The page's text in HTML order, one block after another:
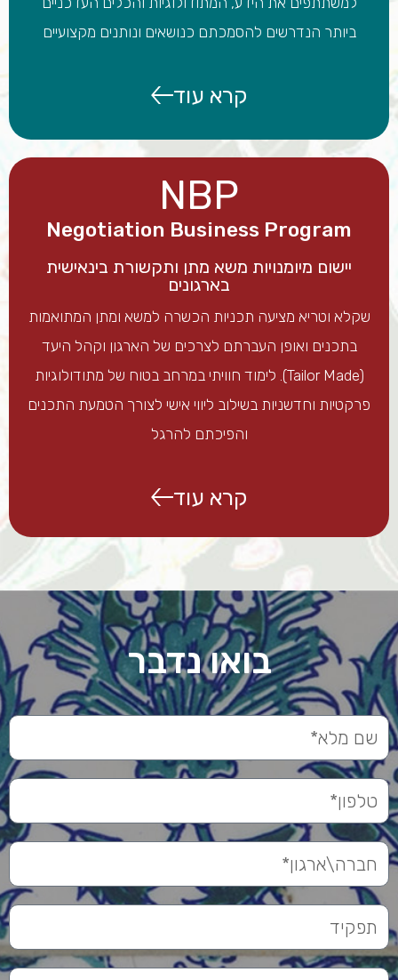
ביותר הנדרשים להסמכתם כנושאים ונותנים מקצועיים
קרא עוד
NBP
Negotiation Business Program
יישום מיומנויות משא מתן ותקשורת בינאישית
בארגונים
שקלא וטריא מציעה תכניות הכשרה למשא ומתן המתואמות
בתכנים ואופן העברתם לצרכים של הארגון וקהל היעד
(Tailor Made). לימוד חוויתי במרחב בטוח של מתודולוגיות
פרקטיות וחדשניות בשילוב ליווי אישי לצורך הטמעת התכנים
והפיכתם להרגל
קרא עוד
בואו נדבר